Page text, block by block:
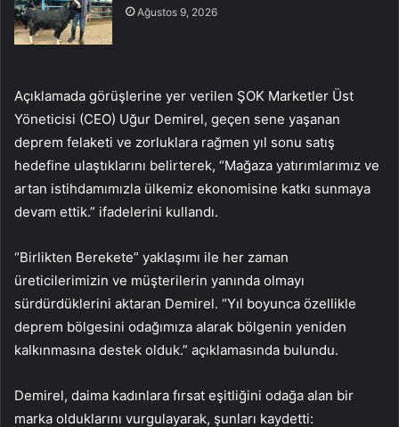
Ağustos 9, 2026
Açıklamada görüşlerine yer verilen ŞOK Marketler Üst
Yöneticisi (CEO) Uğur Demirel, geçen sene yaşanan
deprem felaketi ve zorluklara rağmen yıl sonu satış
hedefine ulaştıklarını belirterek, “Mağaza yatırımlarımız ve
artan istihdamımızla ülkemiz ekonomisine katkı sunmaya
devam ettik.” ifadelerini kullandı.
“Birlikten Berekete” yaklaşımı ile her zaman
üreticilerimizin ve müşterilerin yanında olmayı
sürdürdüklerini aktaran Demirel. “Yıl boyunca özellikle
deprem bölgesini odağımıza alarak bölgenin yeniden
kalkınmasına destek olduk.” açıklamasında bulundu.
Demirel, daima kadınlara fırsat eşitliğini odağa alan bir
marka olduklarını vurgulayarak, şunları kaydetti: